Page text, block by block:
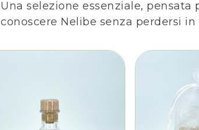
Una selezione essenziale, pensata
conoscere Nelibe senza perdersi